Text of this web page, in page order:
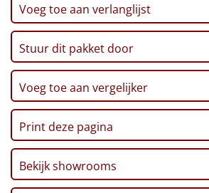
Uniek
Alle thema's
Artikel
Hitster
Pizzarette
Tas
Popcorn, 100 gr
De ruiter koekjes, 25 gr, 2 st
Ribbelchips, 150 gr
Suikerpinda's, 140 gr
Pretzels, 200 gr
Kerstkaart
Voucher Ponycity
Voucher Fletcher hotel
Verpakt in luxe kerstdoos met
LET OP: Niet geschikt als
Voeg toe aan verlanglijst
Stuur dit pakket door
Voeg toe aan vergelijker
Print deze pagina
Bekijk showrooms